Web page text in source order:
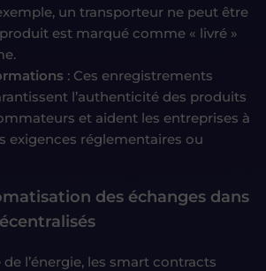
un transporteur ne peut être
est marqué comme « livré »
: Ces enregistrements
l’authenticité des produits
et aident les entreprises à
exigences réglementaires ou
des échanges dans
l’énergie, les smart contracts